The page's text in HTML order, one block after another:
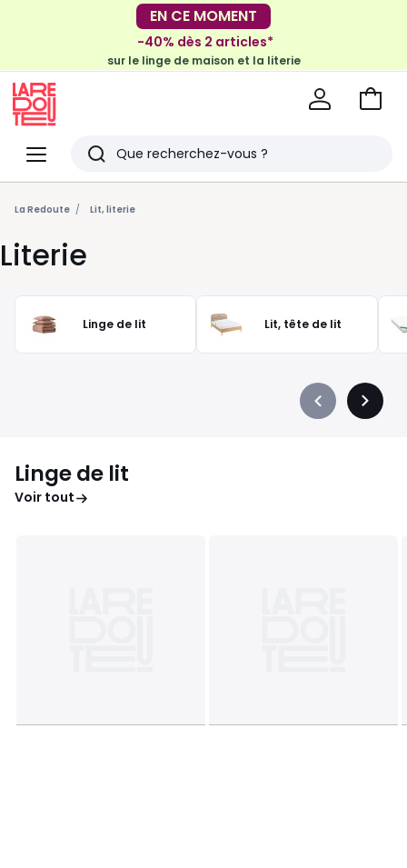
-30€ tous les 100€*
sur le meuble & la déco
EN CE MOMENT
-40% dès 2 articles*
sur le linge de maison et la literie
Menu
Redoute
Rechercher
Derniers
articles
vus
Voir
La Redoute Lit, literie
Literie
Linge de lit Lit, tête de lit
Précédent
Linge de lit
Voir tout